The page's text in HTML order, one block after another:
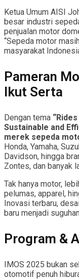
Ketua Umum AISI
besar industri
penjualan motor
“Sepeda motor
masyarakat
Pameran
Ikut Serta
Dengan tema
Sustainable and
merek sepeda
Honda, Yamaha,
Davidson, hingga
Zontes, dan banyak
Tak hanya motor,
pelumas, apparel,
Inovasi terbaru,
baru menjadi
Program &
IMOS 2025 bukan
otomotif penuh